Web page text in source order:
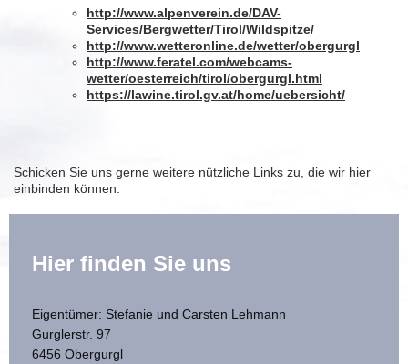
http://www.alpenverein.de/DAV-
Services/Bergwetter/Tirol/Wildspitze/
http://www.wetteronline.de/wetter/obergurgl
http://www.feratel.com/webcams-
wetter/oesterreich/tirol/obergurgl.html
https://lawine.tirol.gv.at/home/uebersicht/
Schicken Sie uns gerne weitere nützliche Links zu, die wir hier
einbinden können.
Hier finden Sie uns
Eigentümer: Stefanie und Carsten Lehmann
Gurglerstr. 97
6456 Obergurgl